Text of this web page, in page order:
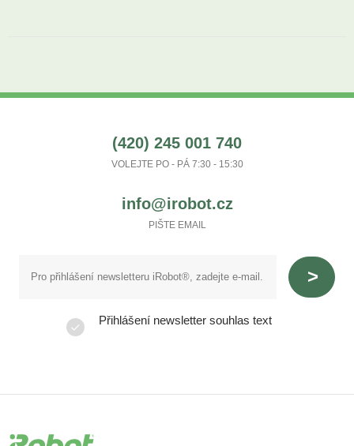
(420) 245 001 740
VOLEJTE PO - PÁ 7:30 - 15:30
info@irobot.cz
PIŠTE EMAIL
Přihlášení newsletter souhlas text